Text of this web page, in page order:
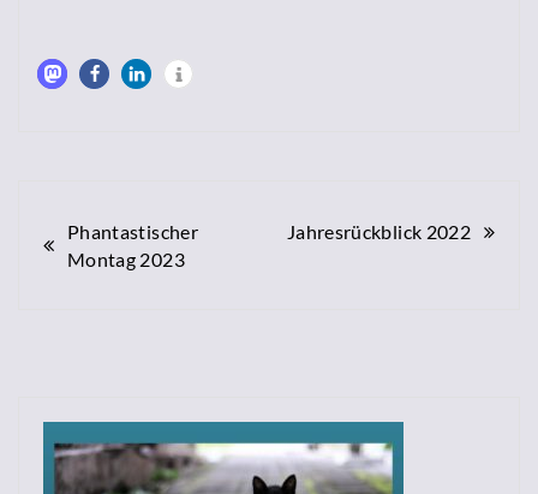
Beitragsnavigation
Phantastischer
Montag 2023
Jahresrückblick 2022